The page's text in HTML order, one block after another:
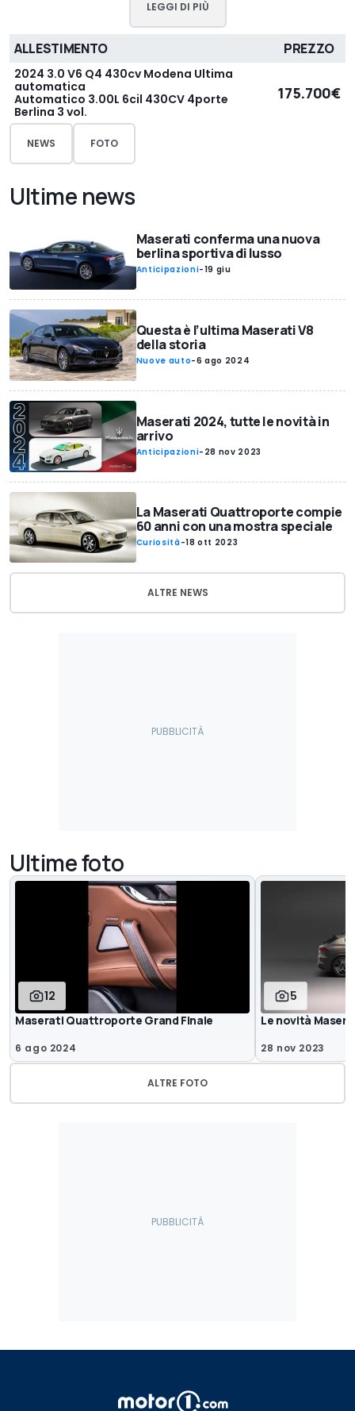
LEGGI DI PIÙ
ALLESTIMENTO PREZZO
2024 3.0 V6 Q4 430cv Modena Ultima
automatica
Automatico 3.00L 6cil 430CV 4porte
Berlina 3 vol.
175.700€
NEWS FOTO
Ultime news
Maserati conferma una nuova
berlina sportiva di lusso
Anticipazioni-19 giu
Questa è l’ultima Maserati V8
della storia
Nuove auto-6 ago 2024
Maserati 2024, tutte le novità in
arrivo
Anticipazioni- 28 nov 2023
La Maserati Quattroporte compie
60 anni con una mostra speciale
Curiosità-18 ott 2023
ALTRE NEWS
Ultime foto
12
Maserati Quattroporte Grand Finale
6 ago 2024
5
Le novità
28 nov 2023
ALTRE FOTO